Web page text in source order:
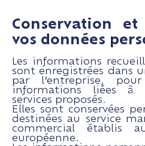
Conservation
vos données
Les informations
sont enregistrées dans
par l’entreprise,
informations liées à
services proposés.
Elles sont conservées
destinées au service
commercial établis
européenne.